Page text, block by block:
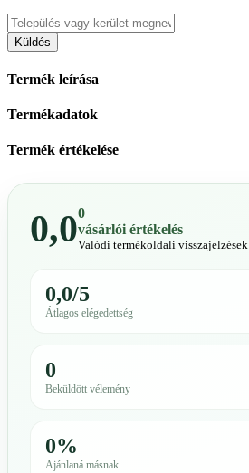
Küldés
Termék leírása
Termékadatok
Termék értékelése
0,00
vásárlói értékelés
Valódi termékoldali visszajelzések
0,0/5
Átlagos elégedettség
0
Beküldött vélemény
0%
Ajánlaná másnak